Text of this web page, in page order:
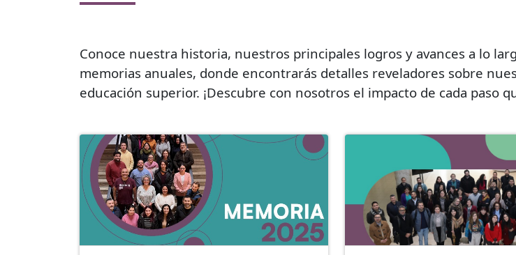
Conoce nuestra historia, nuestros principales logros y avances a lo
memorias anuales, donde encontrarás detalles reveladores sobre
educación superior. ¡Descubre con nosotros el impacto de cada paso